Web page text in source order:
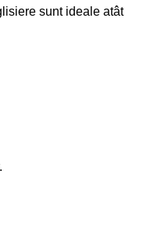
sunt ideale atât